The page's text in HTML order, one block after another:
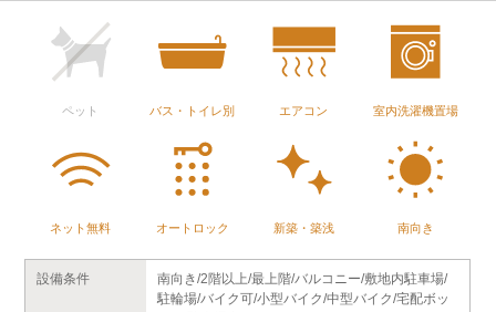
ペット バス・トイレ別 エアコン 室内洗濯機置場
ネット無料 オートロック 新築・築浅 南向き
設備条件
南向き/2階以上/最上階/バルコニー/敷地内駐車場/
駐輪場/バイク可/小型バイク/中型バイク/宅配ボッ